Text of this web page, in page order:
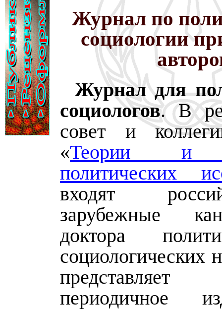
Журнал по
социологии
Журнал для
социологов. В
совет и
«Теории и
политических
входят
зарубежные
доктора
социологических
периодичное